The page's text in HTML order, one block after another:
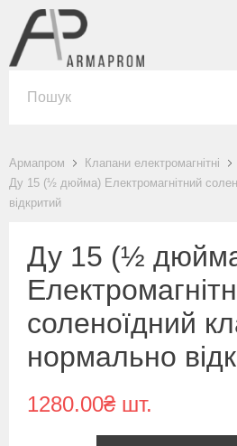
Армапром Клапани електромагнітні
Ду 15 (½ дюйма) Електромагнітний
відкритий
Ду 15 (½
соленоїдний
нормально
1280.00₴ шт.